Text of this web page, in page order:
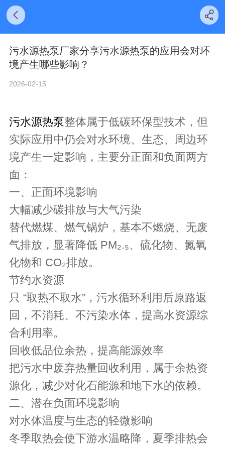
污水源热泵厂家分享污水源热泵的应用会对环
境产生哪些影响？
2026-02-15
污水源热泵整体属于低碳环保型技术，但
实际应用中仍会对水环境、生态、周边环
境产生一定影响，主要分正面和负面两方
面：
一、正面环境影响
大幅减少碳排放与大气污染
替代燃煤、燃气锅炉，基本不燃烧、无废
气排放，显著降低 PM₂.₅、硫化物、氮氧
化物和 CO₂排放。
节约水资源
只 “取热不取水”，污水循环利用后原路返
回，不消耗、不污染水体，提高水资源综
合利用率。
回收低品位余热，提高能源效率
把污水中废弃热量回收利用，属于余热资
源化，减少对化石能源和地下水的依赖。
二、潜在负面环境影响
对水体温度与生态的轻微影响
冬季取热会使下游水温略降，夏季排热会